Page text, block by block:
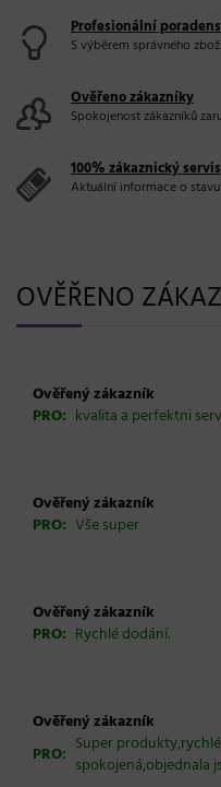
Profesionální
S výběrem správného
Ověřeno zákazníky
Spokojenost zákazníků
100% zákaznický servis
Aktuální informace o
OVĚŘENO
Ověřený zákazník
PRO: kvalita a perfektni
Ověřený zákazník
PRO: Vše super
Ověřený zákazník
PRO: Rychlé dodání.
Ověřený zákazník
PRO: Super
spokojená,objednala